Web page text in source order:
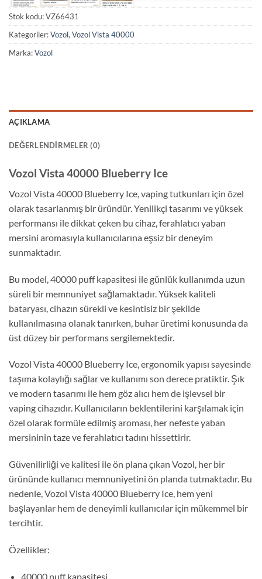
Stok kodu:VZ66431
Kategoriler:Vozol,Vozol Vista 40000
Marka:Vozol
AÇIKLAMA
DEĞERLENDIRMELER (0)
Vozol Vista 40000 Blueberry Ice
Vozol Vista 40000 Blueberry Ice, vaping tutkunları için özel
olarak tasarlanmış bir üründür. Yenilikçi tasarımı ve yüksek
performansı ile dikkat çeken bu cihaz, ferahlatıcı yaban
mersini aromasıyla kullanıcılarına eşsiz bir deneyim
sunmaktadır.
Bu model, 40000 puff kapasitesi ile günlük kullanımda uzun
süreli bir memnuniyet sağlamaktadır. Yüksek kaliteli
bataryası, cihazın sürekli ve kesintisiz bir şekilde
kullanılmasına olanak tanırken, buhar üretimi konusunda da
üst düzey bir performans sergilemektedir.
Vozol Vista 40000 Blueberry Ice, ergonomik yapısı sayesinde
taşıma kolaylığı sağlar ve kullanımı son derece pratiktir. Şık
ve modern tasarımı ile hem göz alıcı hem de işlevsel bir
vaping cihazıdır. Kullanıcıların beklentilerini karşılamak için
özel olarak formüle edilmiş aroması, her nefeste yaban
mersininin taze ve ferahlatıcı tadını hissettirir.
Güvenilirliği ve kalitesi ile ön plana çıkan Vozol, her bir
ürününde kullanıcı memnuniyetini ön planda tutmaktadır. Bu
nedenle, Vozol Vista 40000 Blueberry Ice, hem yeni
başlayanlar hem de deneyimli kullanıcılar için mükemmel bir
tercihtir.
Özellikler:
40000 puff kapasitesi